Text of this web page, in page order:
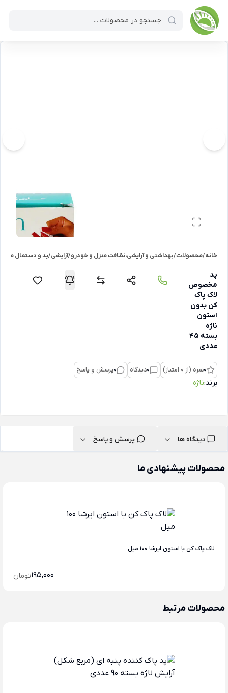
خانه/محصولات/بهداشتی و آرایشی،نظافت منزل و خودرو/آرایشی/پد و دستمال
پد
مخصوص
لاک پاک
کن بدون
استون
ناژه
بسته 45
عددی
0نمره (از 0 امتیاز) 0دیدگاه 0پرسش و پاسخ
برند:ناژه
دیدگاه ها پرسش و پاسخ
محصولات پیشنهادی ما
لاک پاک کن با استون ایرشا 100 میل
195,000تومان
محصولات مرتبط